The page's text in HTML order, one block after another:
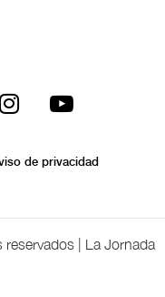
de privacidad
| La Jornada